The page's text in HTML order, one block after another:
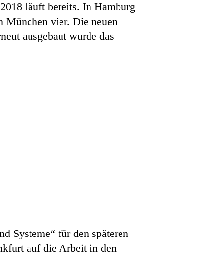
läuft bereits. In Hamburg
München vier. Die neuen
ausgebaut wurde das
Systeme“ für den späteren
auf die Arbeit in den